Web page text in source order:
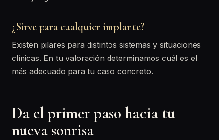
¿Sirve para cualquier implante?
Existen pilares para distintos sistemas y situaciones
clínicas. En tu valoración determinamos cuál es el
más adecuado para tu caso concreto.
Da el primer paso hacia tu
nueva sonrisa